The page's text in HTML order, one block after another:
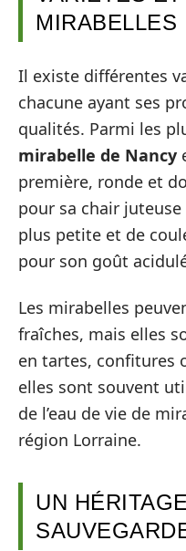
MIRABELLES
Il existe différentes
chacune ayant ses
qualités. Parmi les
mirabelle de Nancy
première, ronde et
pour sa chair juteuse
plus petite et de
pour son goût
Les mirabelles
fraîches, mais elles
en tartes, confitures
elles sont souvent
de l’eau de vie de
région Lorraine.
UN